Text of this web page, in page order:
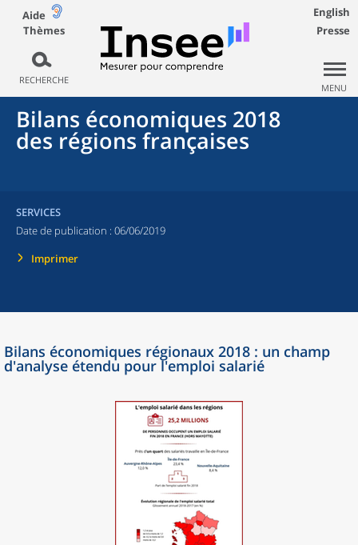
Aide
Thèmes
RECHERCHE
English
Presse
MENU
Bilans économiques 2018
des régions françaises
SERVICES
Date de publication : 06/06/2019
Imprimer
Bilans économiques régionaux 2018 : un champ
d'analyse étendu pour l'emploi salarié